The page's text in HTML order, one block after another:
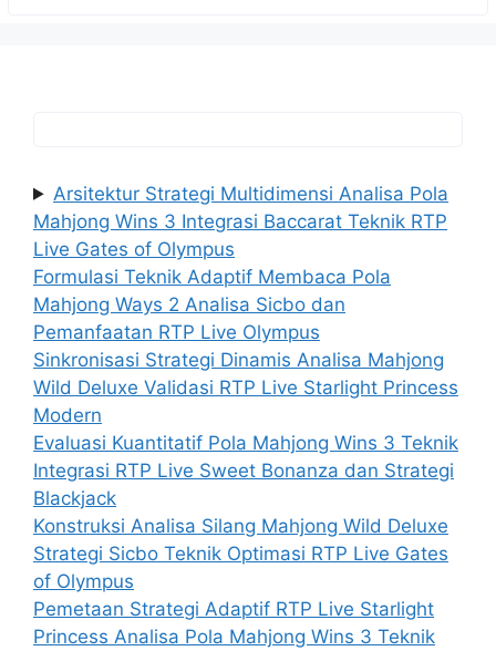
Arsitektur Strategi Multidimensi Analisa Pola
Mahjong Wins 3 Integrasi Baccarat Teknik RTP
Live Gates of Olympus
Formulasi Teknik Adaptif Membaca Pola
Mahjong Ways 2 Analisa Sicbo dan
Pemanfaatan RTP Live Olympus
Sinkronisasi Strategi Dinamis Analisa Mahjong
Wild Deluxe Validasi RTP Live Starlight Princess
Modern
Evaluasi Kuantitatif Pola Mahjong Wins 3 Teknik
Integrasi RTP Live Sweet Bonanza dan Strategi
Blackjack
Konstruksi Analisa Silang Mahjong Wild Deluxe
Strategi Sicbo Teknik Optimasi RTP Live Gates
of Olympus
Pemetaan Strategi Adaptif RTP Live Starlight
Princess Analisa Pola Mahjong Wins 3 Teknik